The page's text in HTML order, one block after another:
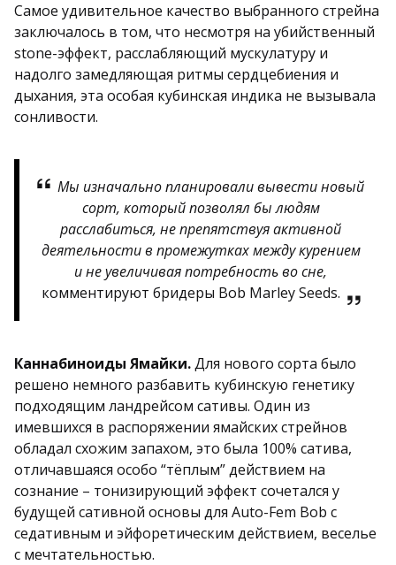
Самое удивительное качество выбранного стрейна
заключалось в том, что несмотря на убийственный
stone-эффект, расслабляющий мускулатуру и
надолго замедляющая ритмы сердцебиения и
дыхания, эта особая кубинская индика не вызывала
сонливости.
Мы изначально планировали вывести новый
сорт, который позволял бы людям
расслабиться, не препятствуя активной
деятельности в промежутках между курением
и не увеличивая потребность во сне,
комментируют бридеры Bob Marley Seeds.
Каннабиноиды Ямайки.Для нового сорта было
решено немного разбавить кубинскую генетику
подходящим ландрейсом сативы. Один из
имевшихся в распоряжении ямайских стрейнов
обладал схожим запахом, это была 100% сатива,
отличавшаяся особо “тёплым” действием на
сознание – тонизирующий эффект сочетался у
будущей сативной основы для Auto-Fem Bob с
седативным и эйфоретическим действием, веселье
с мечтательностью.